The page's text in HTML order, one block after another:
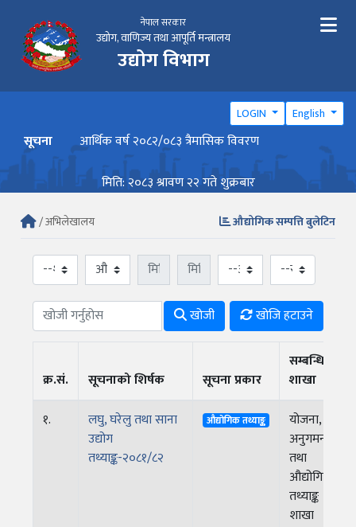
नेपाल सरकार
उद्योग, वाणिज्य तथा आपूर्ति मन्त्रालय
उद्योग विभाग
LOGIN English
सूचना आर्थिक वर्ष २०८२/०८३ त्रैमासिक विवरण
मिति: २०८३ श्रावण २२ गते शुक्रबार
/ अभिलेखालय औद्योगिक सम्पत्ति बुलेटिन
खोजी खोजि हटाउने
क्र.सं. सूचनाको शिर्षक सूचना प्रकार
सम्बन्धित
शाखा
१.
लघु, घरेलु तथा साना
उद्योग
तथ्याङ्क-२०८१/८२
औद्योगिक तथ्याङ्क
योजना,
अनुगमन
तथा
औद्योगिक
तथ्याङ्क
शाखा